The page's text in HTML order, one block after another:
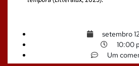
setembro
10:00
Um